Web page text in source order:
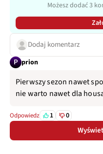
Możesz dodać 3
Dodaj komentarz
P prion
Pierwszy sezon nawet
nie warto nawet dla
Odpowiedz 1 0